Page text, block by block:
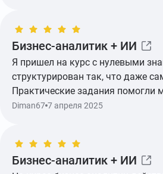
Показать ещё
Бизнес-аналитик + ИИ
Я пришел на курс с нулевыми
структурирован так, что даже
Практические задания помогли
Diman67 7 апреля 2025
Бизнес-аналитик + ИИ